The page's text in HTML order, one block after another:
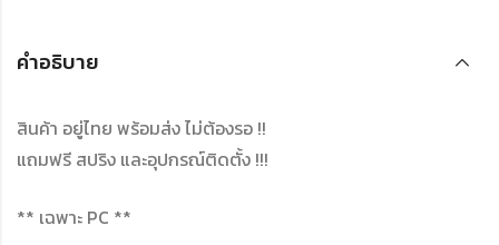
คำอธิบาย
สินค้า อยู่ไทย พร้อมส่ง ไม่ต้องรอ !!
แถมฟรี สปริง และอุปกรณ์ติดตั้ง !!!
** เฉพาะ PC **